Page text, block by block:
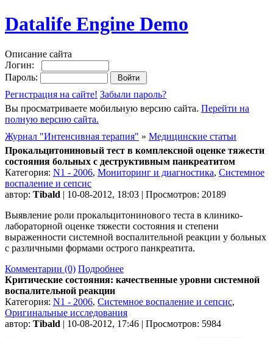
Datalife Engine Demo
Описание сайта
Логин:
Пароль:
Регистрация на сайте! Забыли пароль?
Вы просматриваете мобильную версию сайта. Перейти на
полную версию сайта.
Журнал "Интенсивная терапия" » Медицинские статьи
Прокальцитониновый тест в комплексной оценке тяжести
состояния больных с деструктивным панкреатитом
Категория: N1 - 2006, Мониторинг и диагностика, Системное
воспаление и сепсис
автор: Tibald | 10-08-2012, 18:03 | Просмотров: 20189
Выявление роли прокальцитонинового теста в клинико-
лабораторной оценке тяжести состояния и степени
выраженности системной воспалительной реакции у больных
с различными формами острого панкреатита.
Комментарии (0) Подробнее
Критические состояния: качественные уровни системной
воспалительной реакции
Категория: N1 - 2006, Системное воспаление и сепсис,
Оригинальные исследования
автор: Tibald | 10-08-2012, 17:46 | Просмотров: 5984